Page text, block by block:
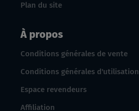
Plan du site
À propos
Conditions générales de vente
Conditions générales d'utilisation
Espace revendeurs
Affiliation